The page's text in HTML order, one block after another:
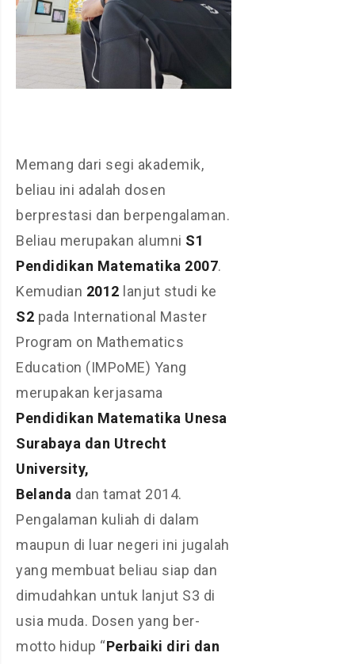
Memang dari segi akademik,
beliau ini adalah dosen
berprestasi dan berpengalaman.
Beliau merupakan alumni S1
Pendidikan Matematika 2007.
Kemudian 2012 lanjut studi ke
S2 pada International Master
Program on Mathematics
Education (IMPoME) Yang
merupakan kerjasama
Pendidikan Matematika Unesa
Surabaya dan Utrecht
University,
Belanda dan tamat 2014.
Pengalaman kuliah di dalam
maupun di luar negeri ini jugalah
yang membuat beliau siap dan
dimudahkan untuk lanjut S3 di
usia muda. Dosen yang ber-
motto hidup “Perbaiki diri dan